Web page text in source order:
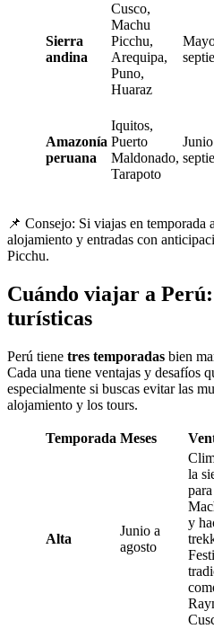
Sierra
andina
Cusco,
Machu
Picchu,
Arequipa,
Puno,
Huaraz
Amazonía
peruana
Iquitos,
Puerto
Maldonado,
Tarapoto
📌 Consejo: Si viajas en temporada
alojamiento y entradas con
Picchu.
Cuándo viajar a
turísticas
Perú tiene tres temporadas bien
Cada una tiene ventajas y desafíos
especialmente si buscas evitar las
alojamiento y los tours.
Temporada Meses
Alta
Junio a
agosto
la
y